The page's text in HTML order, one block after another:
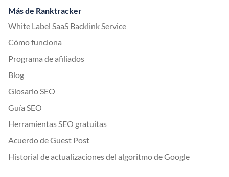
Más de Ranktracker
White Label SaaS Backlink Service
Cómo funciona
Programa de afiliados
Blog
Glosario SEO
Guía SEO
Herramientas SEO gratuitas
Acuerdo de Guest Post
Historial de actualizaciones del algoritmo de Google